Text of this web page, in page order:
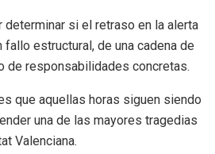
determinar si el retraso en la alerta
estructural, de una cadena de
de responsabilidades concretas.
que aquellas horas siguen siendo
una de las mayores tragedias
Valenciana.